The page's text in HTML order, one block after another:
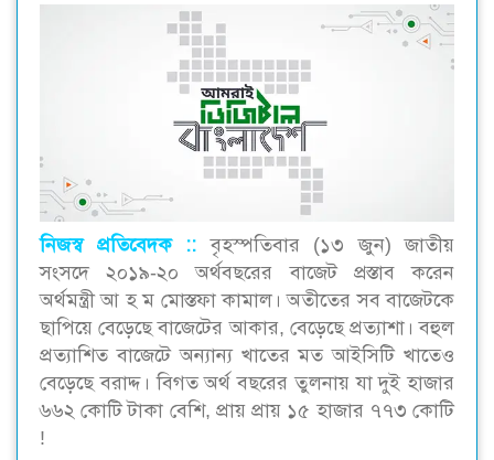
নিজস্ব প্রতিবেদক :: বৃহস্পতিবার (১৩ জুন) জাতীয়
সংসদে ২০১৯-২০ অর্থবছরের বাজেট প্রস্তাব করেন
অর্থমন্ত্রী আ হ ম মোস্তফা কামাল। অতীতের সব বাজেটকে
ছাপিয়ে বেড়েছে বাজেটের আকার, বেড়েছে প্রত্যাশা। বহুল
প্রত্যাশিত বাজেটে অন্যান্য খাতের মত আইসিটি খাতেও
বেড়েছে বরাদ্দ। বিগত অর্থ বছরের তুলনায় যা দুই হাজার
৬৬২ কোটি টাকা বেশি, প্রায় প্রায় ১৫ হাজার ৭৭৩ কোটি
!